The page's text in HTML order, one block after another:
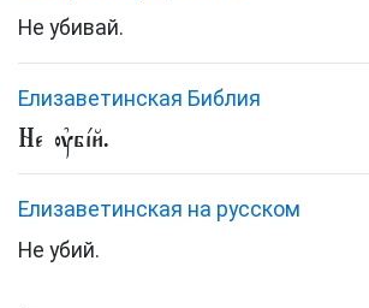
Не убивай.
Елизаветинская Библия
Не ᲂу҆бі́й.
Елизаветинская на русском
Не убий.